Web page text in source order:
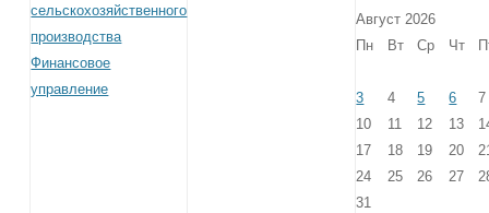
сельскохозяйственного
производства
Финансовое
управление
Август 2026
Пн
Вт Ср Чт
3 4 5 6
7
10
11 12 13
17
18 19 20
24
25 26 27
31